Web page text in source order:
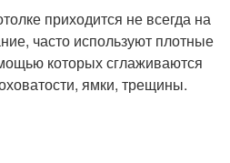
приходится не всегда на
часто используют плотные
которых сглаживаются
ямки, трещины.